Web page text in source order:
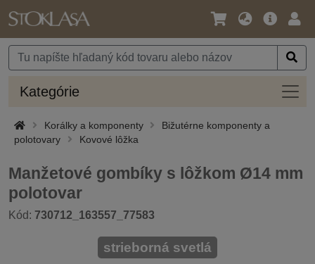
Jazyk
Mena
Hlavná
Kategórie
Korálky a komponenty
Bižutérne komponenty a
polotovary
Kovové lôžka
Manžetové gombíky s lôžkom Ø14 mm
polotovar
Kód: 730712_163557_77583
strieborná svetlá